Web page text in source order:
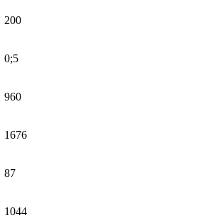
200
0;5
960
1676
87
1044